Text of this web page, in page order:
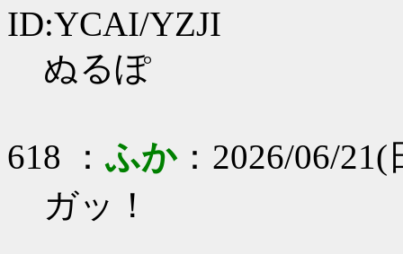
ID:YCAI/YZJI
ぬるぽ
618 ：ふか：2026/06/21(
ガッ！